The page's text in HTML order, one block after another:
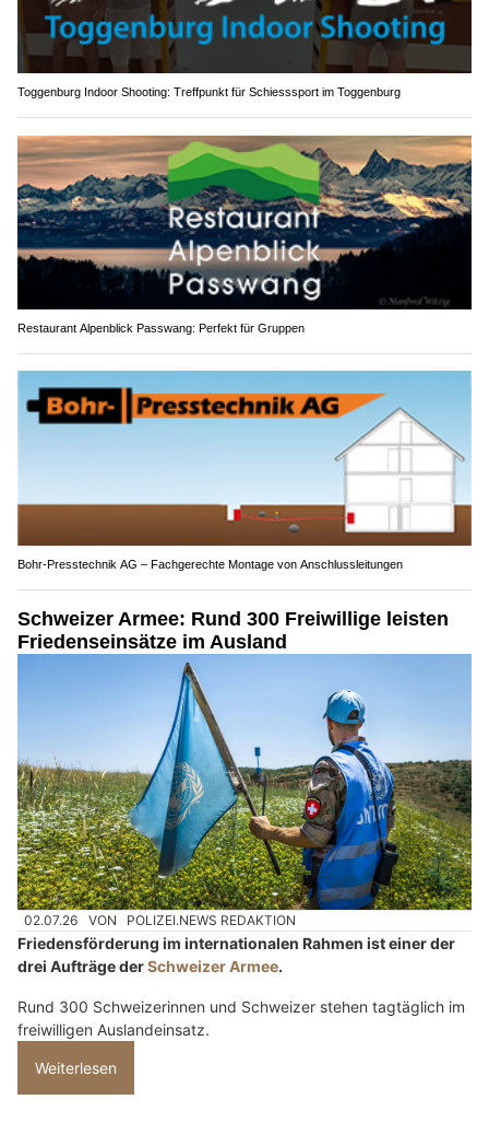
Toggenburg Indoor Shooting: Treffpunkt für Schiesssport im Toggenburg
Restaurant Alpenblick Passwang: Perfekt für Gruppen
Bohr-Presstechnik AG – Fachgerechte Montage von Anschlussleitungen
Schweizer Armee: Rund 300 Freiwillige leisten
Friedenseinsätze im Ausland
02.07.26 VON POLIZEI.NEWS REDAKTION
Friedensförderung im internationalen Rahmen ist einer der
drei Aufträge derSchweizer Armee.
Rund 300 Schweizerinnen und Schweizer stehen tagtäglich im
freiwilligen Auslandeinsatz.
Weiterlesen